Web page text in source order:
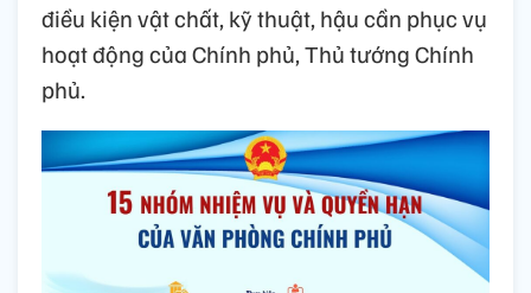
điều kiện vật chất, kỹ thuật, hậu cần phục vụ
hoạt động của Chính phủ, Thủ tướng Chính
phủ.